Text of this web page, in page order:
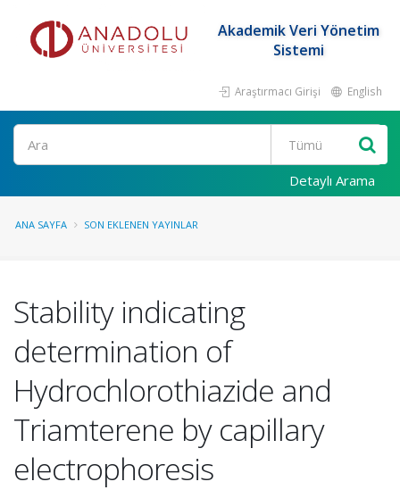
Akademik Veri Yönetim
Sistemi
Araştırmacı Girişi English
Ara
Detaylı Arama
ANA SAYFA SON EKLENEN YAYINLAR
Stability indicating
determination of
Hydrochlorothiazide and
Triamterene by capillary
electrophoresis